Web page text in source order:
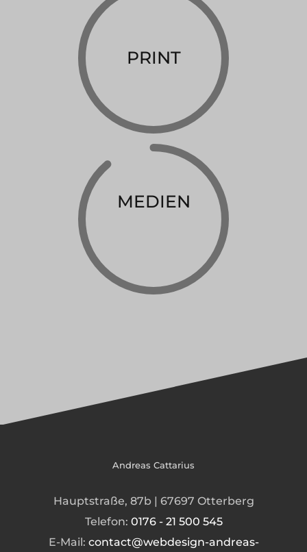
PRINT
MEDIEN
Andreas Cattarius
Hauptstraße, 87b | 67697 Otterberg
Telefon: 0176 - 21 500 545
E-Mail: contact@webdesign-andreas-